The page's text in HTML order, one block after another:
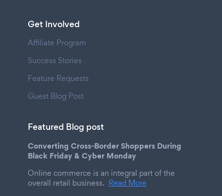
Get Involved
Affiliate Program
Success Stories
Feature Requests
Guest Blog Post
Featured Blog post
Converting Cross-Border Shoppers During
Black Friday & Cyber Monday
Online commerce is an integral part of the
overall retail business. Read More